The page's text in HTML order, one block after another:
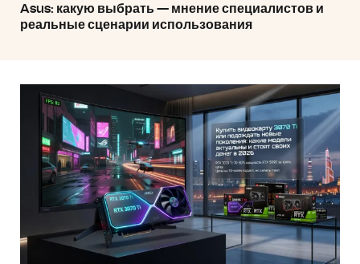
Asus: какую выбрать — мнение специалистов и
реальные сценарии использования